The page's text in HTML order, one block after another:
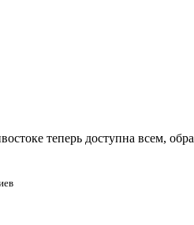
теперь доступна всем,